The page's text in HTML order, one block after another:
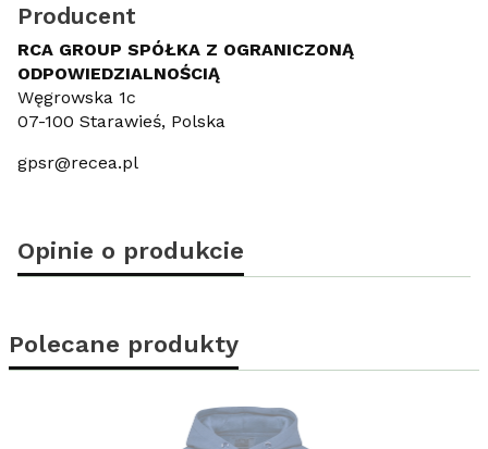
Producent
RCA GROUP SPÓŁKA Z OGRANICZONĄ
ODPOWIEDZIALNOŚCIĄ
Węgrowska 1c
07-100 Starawieś, Polska
gpsr@recea.pl
Opinie o produkcie
Polecane produkty